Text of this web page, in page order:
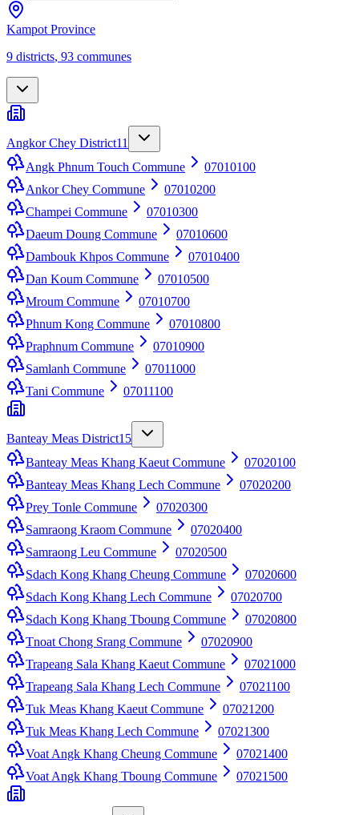
Kampot Province
9 districts, 93 communes
Angkor Chey District11
Angk Phnum Touch Commune
07010100
Ankor Chey Commune
07010200
Champei Commune
07010300
Daeum Doung Commune
07010600
Dambouk Khpos Commune
07010400
Dan Koum Commune
07010500
Mroum Commune
07010700
Phnum Kong Commune
07010800
Praphnum Commune
07010900
Samlanh Commune
07011000
Tani Commune
07011100
Banteay Meas District15
Banteay Meas Khang Kaeut Commune
07020100
Banteay Meas Khang Lech Commune
07020200
Prey Tonle Commune
07020300
Samraong Kraom Commune
07020400
Samraong Leu Commune
07020500
Sdach Kong Khang Cheung Commune
07020600
Sdach Kong Khang Lech Commune
07020700
Sdach Kong Khang Tboung Commune
07020800
Tnoat Chong Srang Commune
07020900
Trapeang Sala Khang Kaeut Commune
07021000
Trapeang Sala Khang Lech Commune
07021100
Tuk Meas Khang Kaeut Commune
07021200
Tuk Meas Khang Lech Commune
07021300
Voat Angk Khang Cheung Commune
07021400
Voat Angk Khang Tboung Commune
07021500